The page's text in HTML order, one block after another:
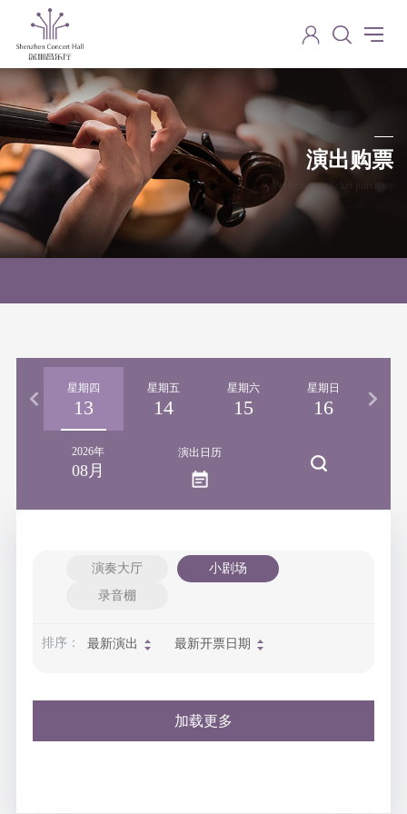
演出购票
Performance ticket purchase
星期四
13
星期五
14
星期六
15
星期日
16
2026年
08月
演出日历
演奏大厅
小剧场
录音棚
排序： 最新演出 最新开票日期
加载更多